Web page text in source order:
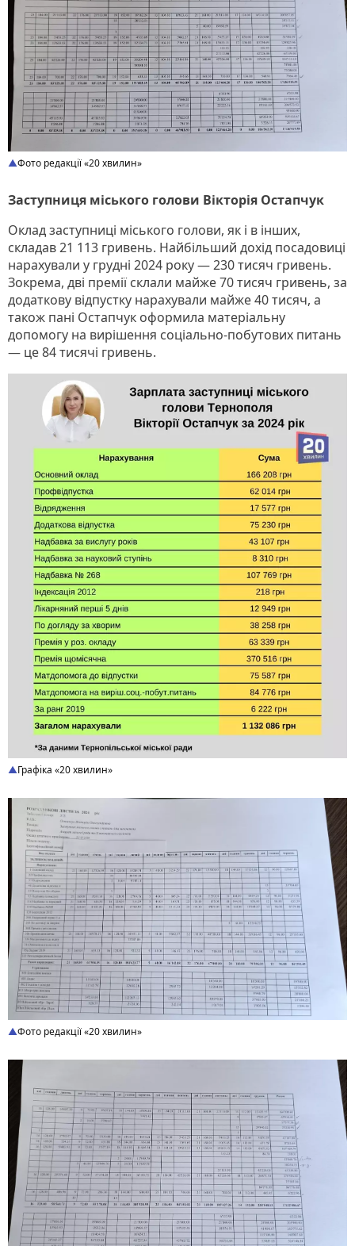
Фото редакції «20 хвилин»
Заступниця міського голови Вікторія Остапчук
Оклад заступниці міського голови, як і в інших,
складав 21 113 гривень. Найбільший дохід посадовиці
нарахували у грудні 2024 року — 230 тисяч гривень.
Зокрема, дві премії склали майже 70 тисяч гривень, за
додаткову відпустку нарахували майже 40 тисяч, а
також пані Остапчук оформила матеріальну
допомогу на вирішення соціально-побутових питань
— це 84 тисячі гривень.
Графіка «20 хвилин»
Фото редакції «20 хвилин»